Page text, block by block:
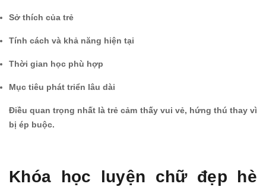
Sở thích của trẻ
Tính cách và khả năng hiện tại
Thời gian học phù hợp
Mục tiêu phát triển lâu dài
Điều quan trọng nhất là trẻ cảm thấy vui vẻ, hứng thú thay vì
bị ép buộc.
Khóa học luyện chữ đẹp hè